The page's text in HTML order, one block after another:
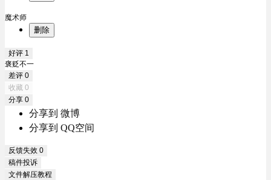
魔术师
删除
好评 1
褒贬不一
差评 0
收藏 0
分享 0
分享到 微博
分享到 QQ空间
反馈失效 0
稿件投诉
文件解压教程